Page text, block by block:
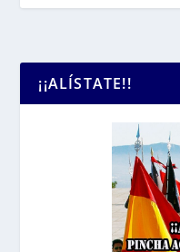
¡¡ALÍSTATE!!